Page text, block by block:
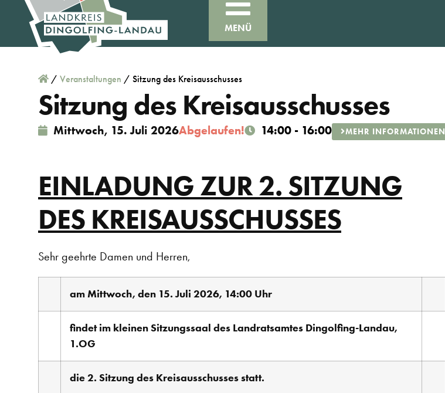
MENÜ
/ Veranstaltungen / Sitzung des Kreisausschusses
Sitzung des Kreisausschusses
Mittwoch, 15. Juli 2026Abgelaufen! 14:00 - 16:00 MEHR INFORMATIONEN
EINLADUNG ZUR 2. SITZUNG
DES KREISAUSSCHUSSES
Sehr geehrte Damen und Herren,
am Mittwoch, den 15. Juli 2026, 14:00 Uhr
findet im kleinen Sitzungssaal des Landratsamtes Dingolfing-Landau,
1.OG
die 2. Sitzung des Kreisausschusses statt.